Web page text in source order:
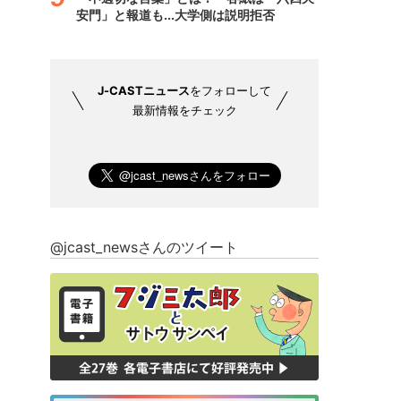
安門」と報道も...大学側は説明拒否
J-CASTニュースをフォローして
最新情報をチェック
@jcast_newsさんのツイート